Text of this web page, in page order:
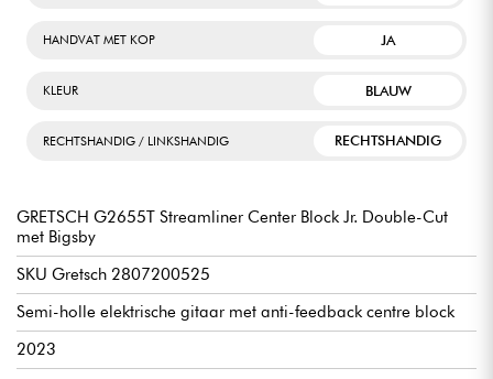
HANDVAT MET KOP JA
KLEUR BLAUW
RECHTSHANDIG / LINKSHANDIG RECHTSHANDIG
GRETSCH G2655T Streamliner Center Block Jr. Double-Cut
met Bigsby
SKU Gretsch 2807200525
Semi-holle elektrische gitaar met anti-feedback centre block
2023